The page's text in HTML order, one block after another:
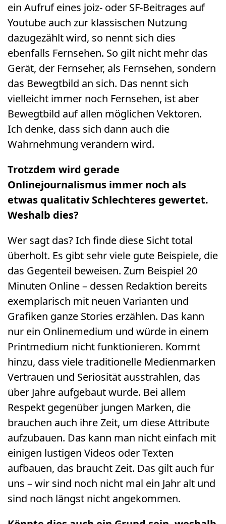
ein Aufruf eines joiz- oder SF-Beitrages auf
Youtube auch zur klassischen Nutzung
dazugezählt wird, so nennt sich dies
ebenfalls Fernsehen. So gilt nicht mehr das
Gerät, der Fernseher, als Fernsehen, sondern
das Bewegtbild an sich. Das nennt sich
vielleicht immer noch Fernsehen, ist aber
Bewegtbild auf allen möglichen Vektoren.
Ich denke, dass sich dann auch die
Wahrnehmung verändern wird.
Trotzdem wird gerade
Onlinejournalismus immer noch als
etwas qualitativ Schlechteres gewertet.
Weshalb dies?
Wer sagt das? Ich finde diese Sicht total
überholt. Es gibt sehr viele gute Beispiele, die
das Gegenteil beweisen. Zum Beispiel 20
Minuten Online – dessen Redaktion bereits
exemplarisch mit neuen Varianten und
Grafiken ganze Stories erzählen. Das kann
nur ein Onlinemedium und würde in einem
Printmedium nicht funktionieren. Kommt
hinzu, dass viele traditionelle Medienmarken
Vertrauen und Seriosität ausstrahlen, das
über Jahre aufgebaut wurde. Bei allem
Respekt gegenüber jungen Marken, die
brauchen auch ihre Zeit, um diese Attribute
aufzubauen. Das kann man nicht einfach mit
einigen lustigen Videos oder Texten
aufbauen, das braucht Zeit. Das gilt auch für
uns – wir sind noch nicht mal ein Jahr alt und
sind noch längst nicht angekommen.